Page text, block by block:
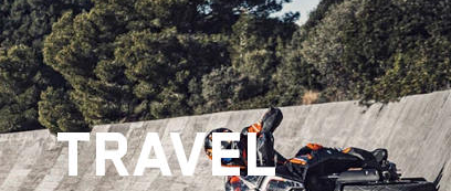
TRAVEL